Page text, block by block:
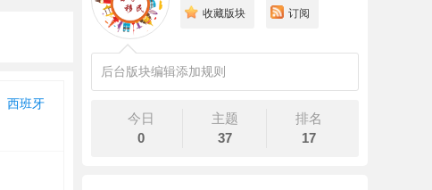
西班牙
收藏版块 订阅
后台版块编辑添加规则
今日
0
主题
37
排名
17